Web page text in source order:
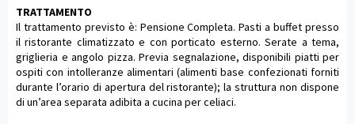
TRATTAMENTO
Il trattamento previsto è: Pensione Completa. Pasti a buffet presso
il ristorante climatizzato e con porticato esterno. Serate a tema,
griglieria e angolo pizza. Previa segnalazione, disponibili piatti per
ospiti con intolleranze alimentari (alimenti base confezionati forniti
durante l’orario di apertura del ristorante); la struttura non dispone
di un’area separata adibita a cucina per celiaci.